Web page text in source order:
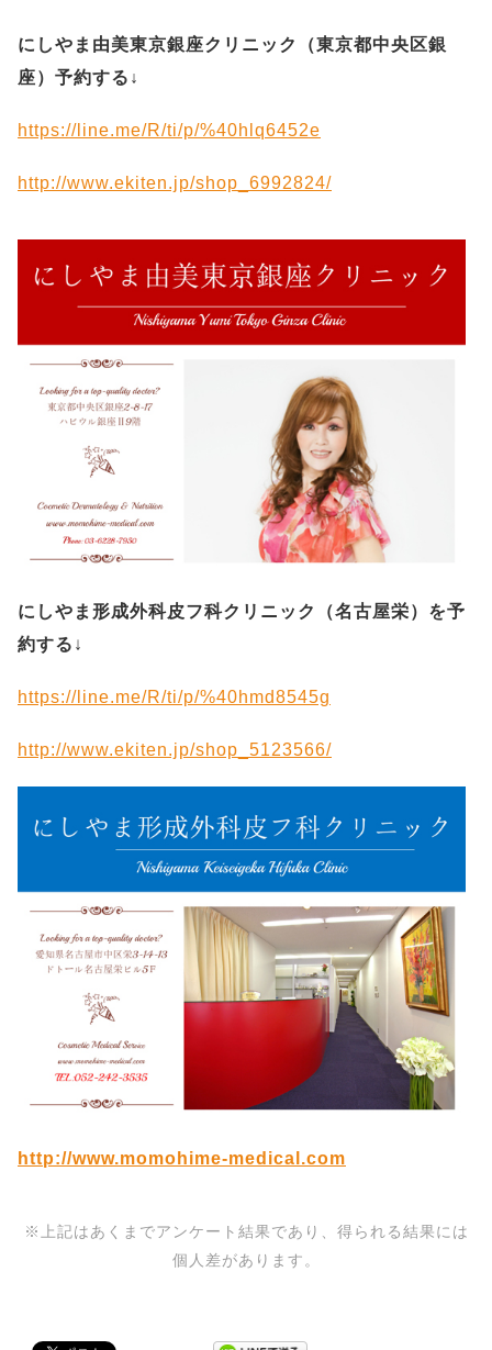
にしやま由美東京銀座クリニック（東京都中央区銀
座）予約する ↓
https://line.me/R/ti/p/%40hlq6452e
http://www.ekiten.jp/shop_6992824/
にしやま形成外科皮フ科クリニック（名古屋栄）を予
約する ↓
https://line.me/R/ti/p/%40hmd8545g
http://www.ekiten.jp/shop_5123566/
http://www.momohime-medical.com
※上記はあくまでアンケート結果であり、得られる結果には
個人差があります。